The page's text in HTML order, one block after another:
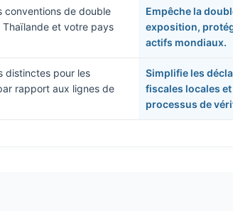
conventions de double
Thaïlande et votre pays
Empêche la
exposition,
actifs mondiaux.
distinctes pour les
rapport aux lignes de
Simplifie les
fiscales locales et
processus de